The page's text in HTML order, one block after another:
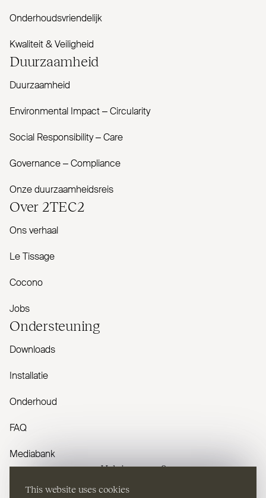
This website uses cookies
Onderhoudsvriendelijk
Kwaliteit & Veiligheid
Duur­zaamheid
Duurzaamheid
Envi­ronmental Impact – Cir­cularity
Social Responsibility – Care
Governance – Com­pliance
Onze duurzaamheidsreis
Over 2TEC2
Ons verhaal
Le Tissage
Cocono
Jobs
Onder­steuning
Downloads
Installatie
Onderhoud
FAQ
Mediabank
Heb je vragen?